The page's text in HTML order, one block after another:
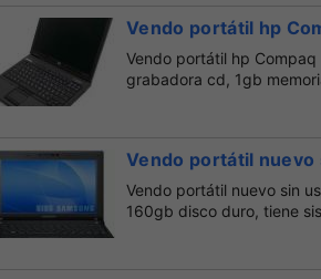
Vendo portátil hp
Vendo portátil hp
grabadora cd, 1gb
Vendo portátil nuevo
Vendo portátil nuevo sin
160gb disco duro, tiene